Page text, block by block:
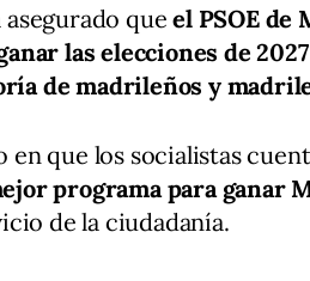
asegurado queel PSOE de
las elecciones de
de madrileños y
que los socialistas
programa para ganar
de la ciudadanía.